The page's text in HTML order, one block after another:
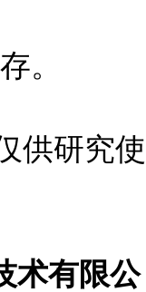
。
供研究使
术有限公